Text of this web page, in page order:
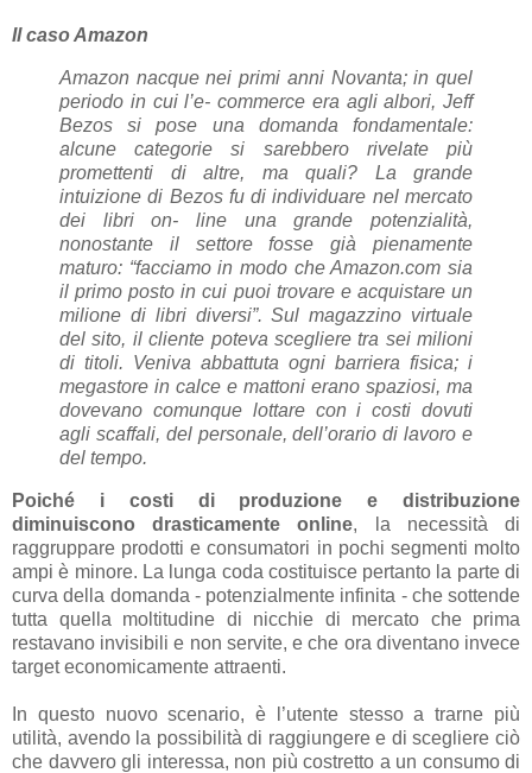
Il caso Amazon
Amazon nacque nei primi anni Novanta; in quel
periodo in cui l’e- commerce era agli albori, Jeff
Bezos si pose una domanda fondamentale:
alcune categorie si sarebbero rivelate più
promettenti di altre, ma quali? La grande
intuizione di Bezos fu di individuare nel mercato
dei libri on- line una grande potenzialità,
nonostante il settore fosse già pienamente
maturo: “facciamo in modo che Amazon.com sia
il primo posto in cui puoi trovare e acquistare un
milione di libri diversi”. Sul magazzino virtuale
del sito, il cliente poteva scegliere tra sei milioni
di titoli. Veniva abbattuta ogni barriera fisica; i
megastore in calce e mattoni erano spaziosi, ma
dovevano comunque lottare con i costi dovuti
agli scaffali, del personale, dell’orario di lavoro e
del tempo.
Poiché i costi di produzione e distribuzione
diminuiscono drasticamente online, la necessità di
raggruppare prodotti e consumatori in pochi segmenti molto
ampi è minore. La lunga coda costituisce pertanto la parte di
curva della domanda - potenzialmente infinita - che sottende
tutta quella moltitudine di nicchie di mercato che prima
restavano invisibili e non servite, e che ora diventano invece
target economicamente attraenti.
In questo nuovo scenario, è l’utente stesso a trarne più
utilità, avendo la possibilità di raggiungere e di scegliere ciò
che davvero gli interessa, non più costretto a un consumo di